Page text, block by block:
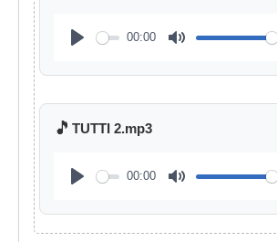
00:00
🎵 TUTTI 2.mp3
00:00